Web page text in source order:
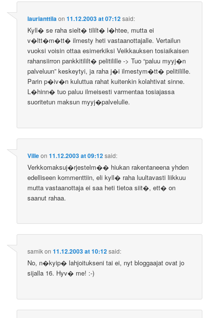
laurianttilaon11.12.2003 at 07:12said:
Kyll� se raha sielt� tililt� l�htee, mutta ei
v�ltt�m�tt� ilmesty heti vastaanottajalle. Vertailun
vuoksi voisin ottaa esimerkiksi Veikkauksen tosiaikaisen
rahansiirron pankkitililt� pelitilille -> Tuo “paluu myyj�n
palveluun” keskeytyi, ja raha j�i ilmestym�tt� pelitilille.
Parin p�iv�n kuluttua rahat kuitenkin kolahtivat sinne.
L�hinn� tuo paluu ilmeisesti varmentaa tosiajassa
suoritetun maksun myyj�palvelulle.
Villeon11.12.2003 at 09:12said:
Verkkomaksuj�rjestelm�� hiukan rakentaneena yhden
edelliseen kommenttiin, eli kyll� raha luultavasti liikkuu
mutta vastaanottaja ei saa heti tietoa siit�, ett� on
saanut rahaa.
samikon11.12.2003 at 10:12said:
No, n�kyip� lahjoitukseni tai ei, nyt bloggaajat ovat jo
sijalla 16. Hyv� me! :-)